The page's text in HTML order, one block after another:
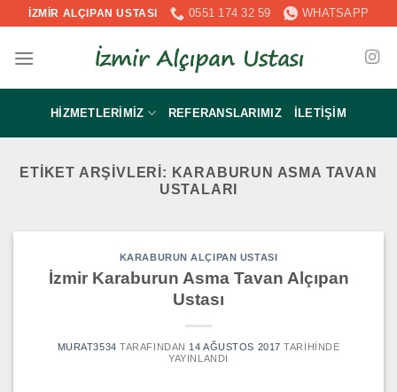
İçeriğeİZMİR ALÇIPAN USTASI 0551 174 32 59 WHATSAPP
HIZMETLERIMIZ REFERANSLARIMIZ İLETIŞIM
ETIKET ARŞIVLERI: KARABURUN ASMA TAVAN
USTALARI
KARABURUN ALÇIPAN USTASI
İzmir Karaburun Asma Tavan Alçıpan
Ustası
MURAT3534 TARAFINDAN 14 AĞUSTOS 2017 TARIHINDE
YAYINLANDI